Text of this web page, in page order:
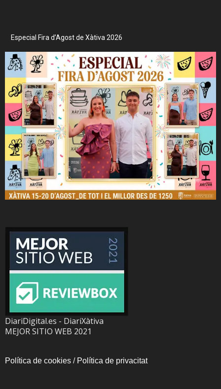
Especial Fira d’Agost de Xàtiva 2026
DiariDigital.es - DiariXàtiva
MEJOR SITIO WEB 2021
Política de cookies / Política de privacitat